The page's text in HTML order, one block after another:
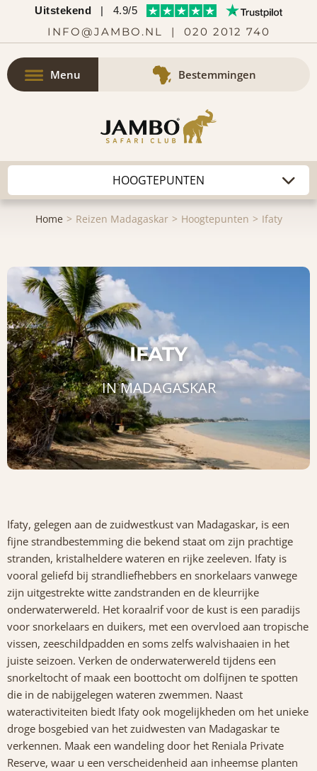
Uitstekend | 4.9/5
INFO@JAMBO.NL | 020 2012 740
Menu Bestemmingen
Home Reizen Madagaskar Hoogtepunten Ifaty
IFATY
IN MADAGASKAR
Ifaty, gelegen aan de zuidwestkust van Madagaskar, is een
fijne strandbestemming die bekend staat om zijn prachtige
stranden, kristalheldere wateren en rijke zeeleven. Ifaty is
vooral geliefd bij strandliefhebbers en snorkelaars vanwege
zijn uitgestrekte witte zandstranden en de kleurrijke
onderwaterwereld. Het koraalrif voor de kust is een paradijs
voor snorkelaars en duikers, met een overvloed aan tropische
vissen, zeeschildpadden en soms zelfs walvishaaien in het
juiste seizoen. Verken de onderwaterwereld tijdens een
snorkeltocht of maak een boottocht om dolfijnen te spotten
die in de nabijgelegen wateren zwemmen. Naast
wateractiviteiten biedt Ifaty ook mogelijkheden om het unieke
droge bosgebied van het zuidwesten van Madagaskar te
verkennen. Maak een wandeling door het Reniala Private
Reserve, waar u een verscheidenheid aan inheemse planten